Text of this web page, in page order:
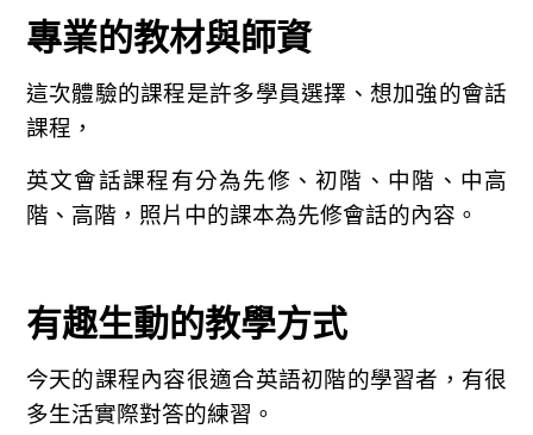
專業的教材與師資
這次體驗的課程是許多學員選擇、想加強的會話
課程，
英文會話課程有分為先修、初階、中階、中高
階、高階，照片中的課本為先修會話的內容。
有趣生動的教學方式
今天的課程內容很適合英語初階的學習者，有很
多生活實際對答的練習。